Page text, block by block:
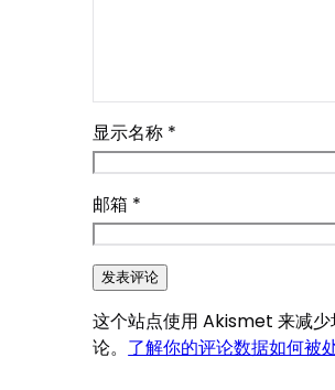
显示名称 *
邮箱 *
这个站点使用 Akismet 来减少
论。 了解你的评论数据如何被